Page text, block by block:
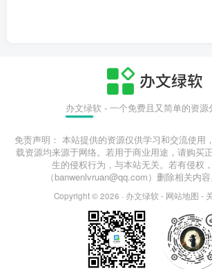
办文绿软 - 一个免费且又简单的资源
免责声明： 本站提供的资源仅供学习和交流使用
载资源均来源于网络。若用于商业用途，请购买
生的侵权行为，与本站无关。若有侵权
（banwenlvruan@qq.com）删除相关内容
Copyright © 2026 · 办文绿软 - 网站地图 -